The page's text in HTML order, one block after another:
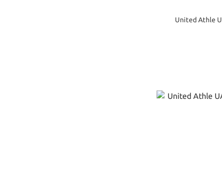
United Athle